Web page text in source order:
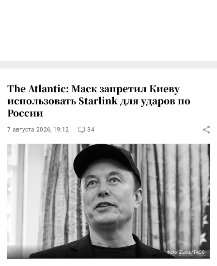
The Atlantic: Маск запретил Киеву
использовать Starlink для ударов по
России
7 августа 2026, 19:12 34
Фото: Zuma/ТАСС